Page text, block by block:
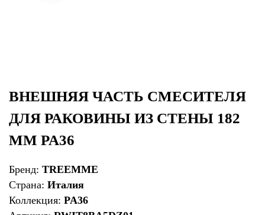
ВНЕШНЯЯ ЧАСТЬ СМЕСИТЕЛЯ
ДЛЯ РАКОВИНЫ ИЗ СТЕНЫ 182
ММ PA36
Бренд: TREEMME
Страна: Италия
Коллекция: PA36